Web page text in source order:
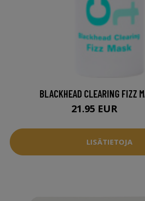
BLACKHEAD CLEARING FIZZ
21.95 EUR
LISÄTIETOJA